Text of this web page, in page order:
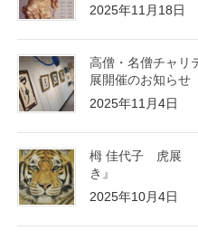
2025年11月18日
高僧・名僧チャリ
展開催のお知らせ
2025年11月4日
栂 佳代子 虎展
き』
2025年10月4日